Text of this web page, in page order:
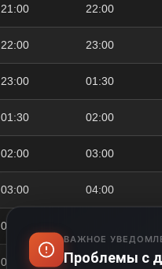
21:00 22:00
22:00 23:00
23:00 01:30
01:30 02:00
02:00 03:00
03:00 04:00
04:00
05:30 06:00
ВАЖНОЕ
Проблемы с